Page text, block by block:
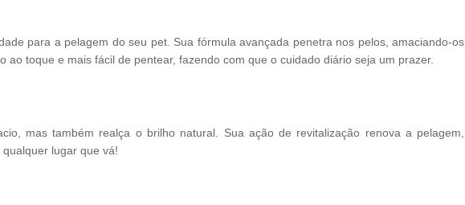
para a pelagem do seu pet. Sua fórmula avançada penetra nos pelos, amaciando-os
toque e mais fácil de pentear, fazendo com que o cuidado diário seja um prazer.
mas também realça o brilho natural. Sua ação de revitalização renova a pelagem,
lugar que vá!